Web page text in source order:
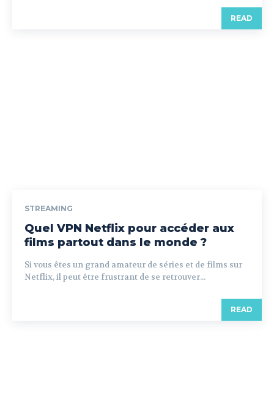
READ
STREAMING
Quel VPN Netflix pour accéder aux
films partout dans le monde ?
Si vous êtes un grand amateur de séries et de films sur
Netflix, il peut être frustrant de se retrouver...
READ